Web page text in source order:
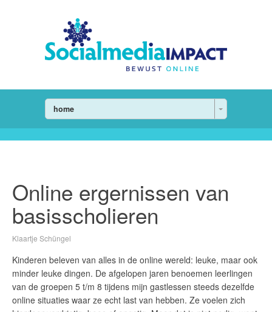
home
Online ergernissen van
basisscholieren
Klaartje Schüngel
Kinderen beleven van alles in de online wereld: leuke, maar ook
minder leuke dingen. De afgelopen jaren benoemen leerlingen
van de groepen 5 t/m 8 tijdens mijn gastlessen steeds dezelfde
online situaties waar ze echt last van hebben. Ze voelen zich